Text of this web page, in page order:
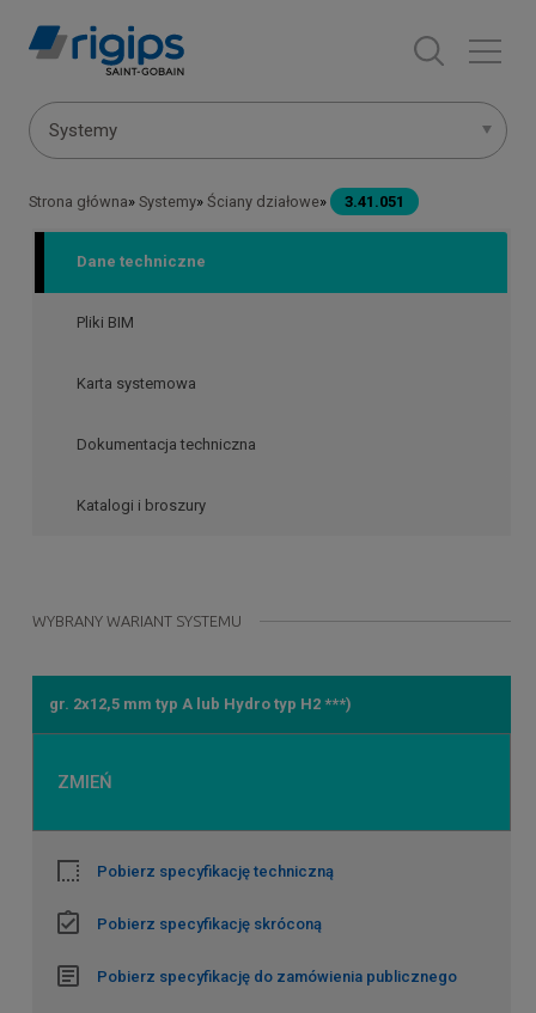
Menu
Systemy
Ścieżka
nawigacyjna
Strona główna Systemy Ściany działowe 3.41.051
Dane techniczne
Pliki BIM
Karta systemowa
Dokumentacja techniczna
Katalogi i broszury
WYBRANY WARIANT SYSTEMU
gr. 2x12,5 mm typ A lub Hydro typ H2 ***)
ZMIEŃ
Pobierz specyfikację techniczną
Pobierz specyfikację skróconą
Pobierz specyfikację do zamówienia publicznego